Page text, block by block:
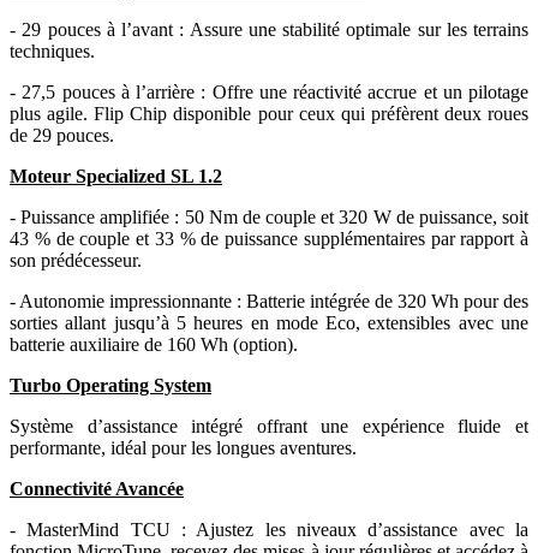
- 29 pouces à l’avant : Assure une stabilité optimale sur les terrains
techniques.
- 27,5 pouces à l’arrière : Offre une réactivité accrue et un pilotage
plus agile. Flip Chip disponible pour ceux qui préfèrent deux roues
de 29 pouces.
Moteur Specialized SL 1.2
- Puissance amplifiée : 50 Nm de couple et 320 W de puissance, soit
43 % de couple et 33 % de puissance supplémentaires par rapport à
son prédécesseur.
- Autonomie impressionnante : Batterie intégrée de 320 Wh pour des
sorties allant jusqu’à 5 heures en mode Eco, extensibles avec une
batterie auxiliaire de 160 Wh (option).
Turbo Operating System
Système d’assistance intégré offrant une expérience fluide et
performante, idéal pour les longues aventures.
Connectivité Avancée
- MasterMind TCU : Ajustez les niveaux d’assistance avec la